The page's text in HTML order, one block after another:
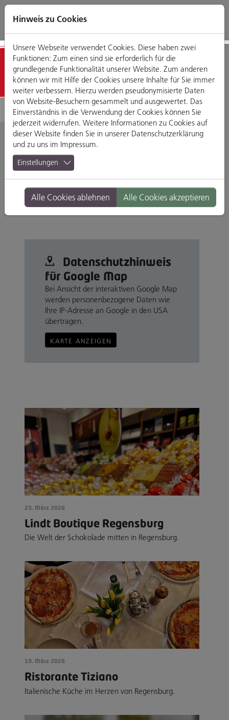
Direkt
zum
Zum
Hauptmenü
Zum
Footermenü
Zur
Website-
Detailansicht
vomFass Regensburg
Fröhliche-Türken-Straße 2, 93047 Regensburg
Branche: Weitere Angebote
Standort: Altstadt
Datenschutz­hinweis
für Google Map
Bei Ansicht der interaktiven Google Map
werden personenbezogene Daten wie
Ihre IP-Adresse an Google in den USA
übertragen.
KARTE ANZEIGEN
23. März 2026
Lindt Boutique Regensburg
Die Welt der Schokolade mitten in Regensburg.
19. März 2026
Ristorante Tiziano
Italienische Küche im Herzen von Regensburg.
Hinweis zu Cookies
Unsere Webseite verwendet Cookies. Diese haben zwei
Funktionen: Zum einen sind sie erforderlich für die
grundlegende Funktionalität unserer Website. Zum anderen
können wir mit Hilfe der Cookies unsere Inhalte für Sie immer
weiter verbessern. Hierzu werden pseudonymisierte Daten
von Website-Besuchern gesammelt und ausgewertet. Das
Einverständnis in die Verwendung der Cookies können Sie
jederzeit widerrufen. Weitere Informationen zu Cookies auf
dieser Website finden Sie in unserer Datenschutzerklärung
und zu uns im Impressum.
Einstellungen
Alle Cookies ablehnen Alle Cookies akzeptieren